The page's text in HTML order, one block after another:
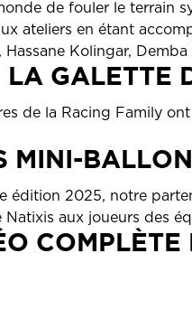
de fouler le terrain
ateliers en étant
Kolingar,
LA GALETTE
de la Racing Family
MINI-
édition 2025, notre
aux joueurs des
COMPLÈTE